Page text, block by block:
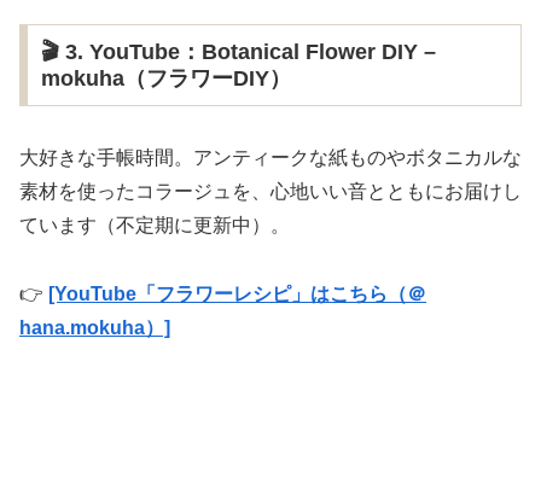
🎬 3. YouTube：Botanical Flower DIY –
mokuha（フラワーDIY）
大好きな手帳時間。アンティークな紙ものやボタニカルな
素材を使ったコラージュを、心地いい音とともにお届けし
ています（不定期に更新中）。
👉 [YouTube「フラワーレシピ」はこちら（＠
hana.mokuha）]